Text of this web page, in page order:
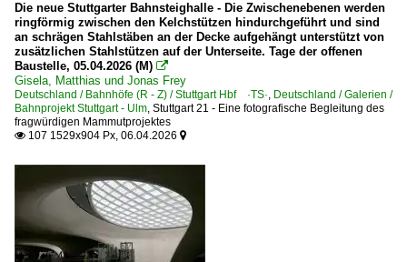
Die neue Stuttgarter Bahnsteighalle - Die Zwischenebenen werden
ringförmig zwischen den Kelchstützen hindurchgeführt und sind
an schrägen Stahlstäben an der Decke aufgehängt unterstützt von
zusätzlichen Stahlstützen auf der Unterseite. Tage der offenen
Baustelle, 05.04.2026 (M) 
Gisela, Matthias und Jonas Frey
Deutschland / Bahnhöfe (R - Z) / Stuttgart Hbf ·TS·, Deutschland / Galerien /
Bahnprojekt Stuttgart - Ulm, Stuttgart 21 - Eine fotografische Begleitung des
fragwürdigen Mammutprojektes
 107 1529x904 Px, 06.04.2026 